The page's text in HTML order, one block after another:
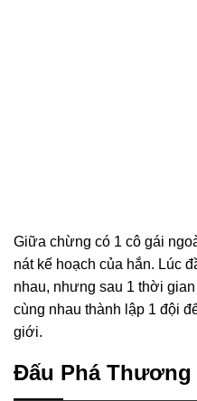
Giữa chừng có 1 cô gái
nát kế hoạch của hắn. Lúc
nhau, nhưng sau 1 thời
cùng nhau thành lập 1 đội
giới.
Đấu Phá Thương